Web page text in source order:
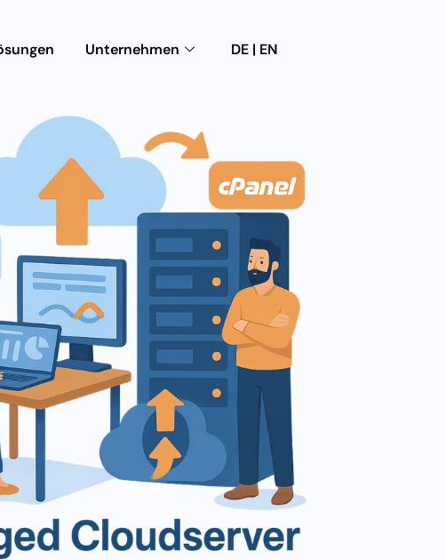
Unternehmen DE | EN